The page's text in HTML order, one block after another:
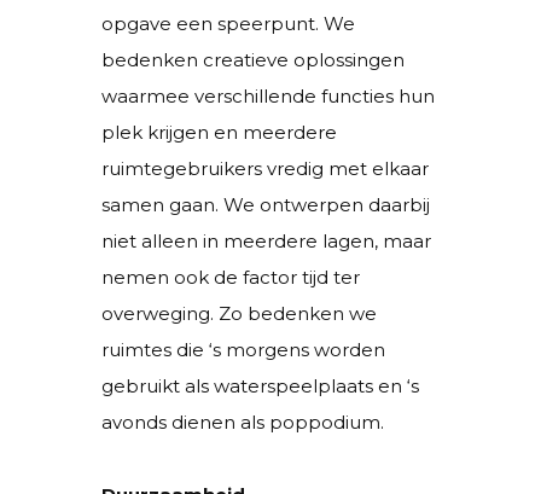
opgave een speerpunt. We
bedenken creatieve oplossingen
waarmee verschillende functies hun
plek krijgen en meerdere
ruimtegebruikers vredig met elkaar
samen gaan. We ontwerpen daarbij
niet alleen in meerdere lagen, maar
nemen ook de factor tijd ter
overweging. Zo bedenken we
ruimtes die ‘s morgens worden
gebruikt als waterspeelplaats en ‘s
avonds dienen als poppodium.